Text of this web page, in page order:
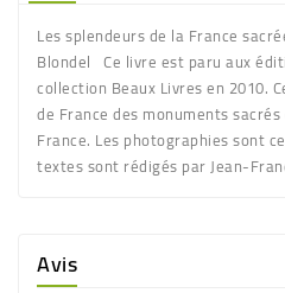
Les splendeurs de la France
Blondel Ce livre est paru aux
collection Beaux Livres en 2010.
de France des monuments
France. Les photographies sont
textes sont rédigés par Jean-
Avis